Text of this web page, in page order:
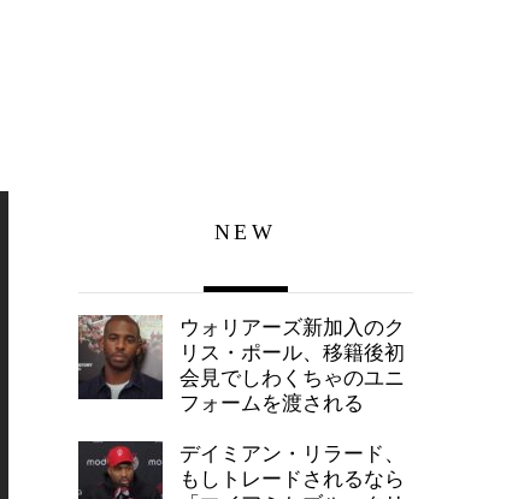
NEW
ウォリアーズ新加入のク
リス・ポール、移籍後初
会見でしわくちゃのユニ
フォームを渡される
デイミアン・リラード、
もしトレードされるなら